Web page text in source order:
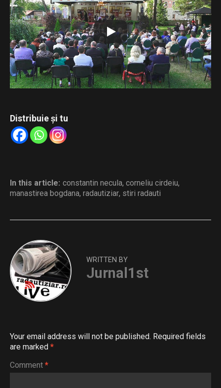
„Tipăriturile bisericești – punte între trecut, prezent și
viitor”.
Conferința susținută de părintele Constantin Necula,
intitulată „Cartea scrisă – remediul duhovnicesc al
însingurării culturale”, și recitalul de muzică veche susținut
de părintele arhidiacon Ieremia Sărmaș.
Distribuie și tu
In this article: constantin necula, corneliu cirdeiu,
manastirea bogdana, radautiziar, stiri radauti
WRITTEN BY
Jurnal1st
Your email address will not be published. Required fields
are marked *
Comment *